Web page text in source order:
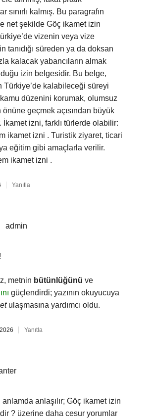
sınırlı kalmış. Bu paragrafın
net şekilde Göç ikamet izin
vizenin veya vize
tanıdığı süreden ya da doksan
kalacak yabancıların almak
izin belgesidir. Bu belge,
Türkiye’de kalabileceği süreyi
düzenini korumak, olumsuz
önüne geçmek açısından büyük
İkamet izni, farklı türlerde olabilir:
ikamet izni . Turistik ziyaret, ticari
eğitim gibi amaçlarla verilir.
ikamet izni .
Yanıtla
admin
metnin bütünlüğünü ve
güçlendirdi; yazının okuyucuya
ulaşmasına yardımcı oldu.
Yanıtla
anlamda anlaşılır; Göç ikamet izin
? üzerine daha cesur yorumlar